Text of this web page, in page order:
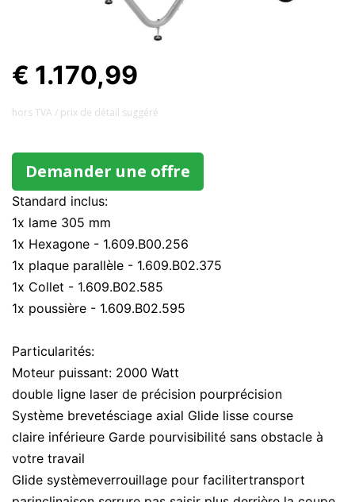
€ 1.170,99
hors TVA / prix ​​de détail suggéré
Demander une offre
Standard inclus:
1x lame 305 mm
1x Hexagone - 1.609.B00.256
1x plaque parallèle - 1.609.B02.375
1x Collet - 1.609.B02.585
1x poussière - 1.609.B02.595
Particularités:
Moteur puissant: 2000 Watt
double ligne laser de précision pourprécision
Système brevetésciage axial Glide lisse course
claire inférieure Garde pourvisibilité sans obstacle à
votre travail
Glide systèmeverrouillage pour facilitertransport